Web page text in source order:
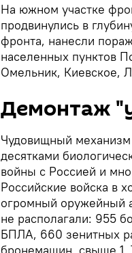
На южном участке
продвинулись в
фронта, нанесли
населенных пунктов
Омельник, Киевское,
Демонтаж
Чудовищный механизм
десятками
войны с Россией и
Российские войска в
огромный оружейный
не располагали: 955
БПЛА, 660 зенитных
бронемашин, свыше 1,